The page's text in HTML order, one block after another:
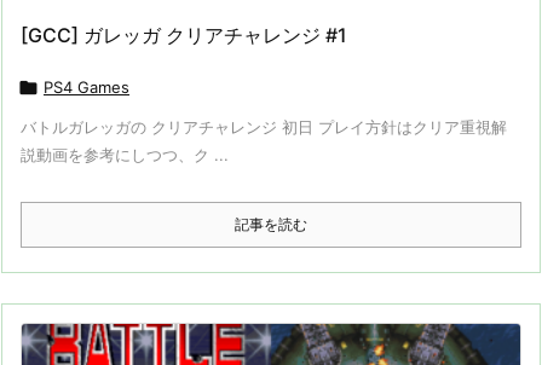
[GCC] ガレッガ クリアチャレンジ #1
 PS4 Games
バトルガレッガの クリアチャレンジ 初日 プレイ方針はクリア重視解
説動画を参考にしつつ、ク ...
記事を読む